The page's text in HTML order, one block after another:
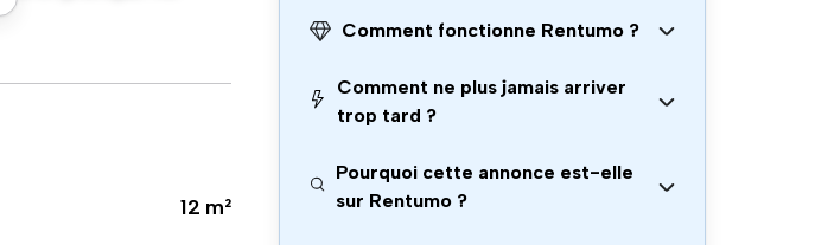
12 m²
Comment fonctionne Rentumo ?
Comment ne plus jamais arriver
trop tard ?
Pourquoi cette annonce est-elle
sur Rentumo ?